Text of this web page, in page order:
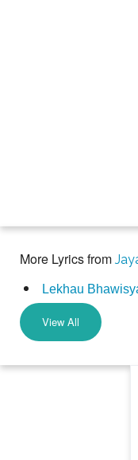
More Lyrics from
Lekhau
View All